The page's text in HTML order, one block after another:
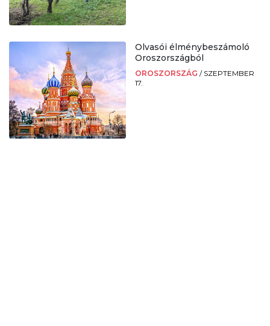
Olvasói élménybeszámoló
Oroszországból
OROSZORSZÁG / SZEPTEMBER
17.